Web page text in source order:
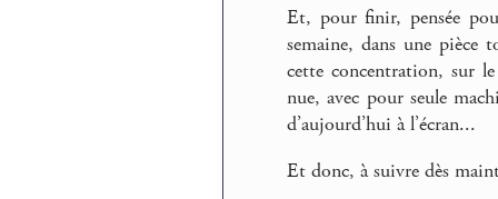
Et, pour finir, pensée
semaine, dans une pièce
cette concentration, sur
nue, avec pour seule
d’aujourd’hui à l’écran...
Et donc, à suivre dès